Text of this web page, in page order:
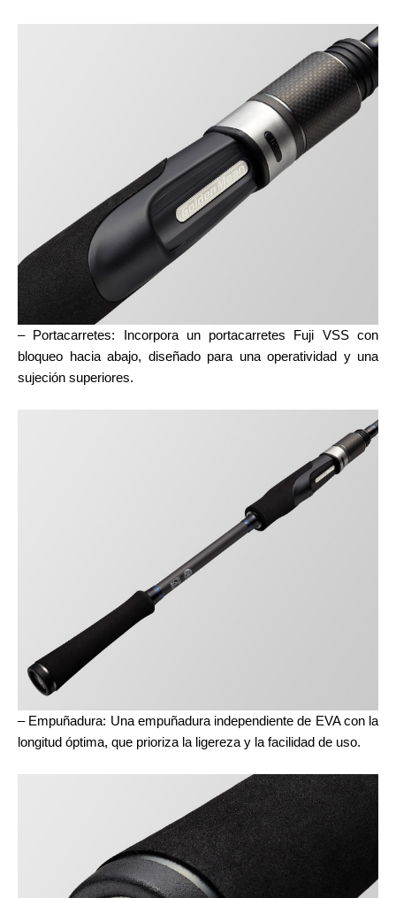
– Portacarretes: Incorpora un portacarretes Fuji VSS con
bloqueo hacia abajo, diseñado para una operatividad y una
sujeción superiores.
– Empuñadura: Una empuñadura independiente de EVA con la
longitud óptima, que prioriza la ligereza y la facilidad de uso.